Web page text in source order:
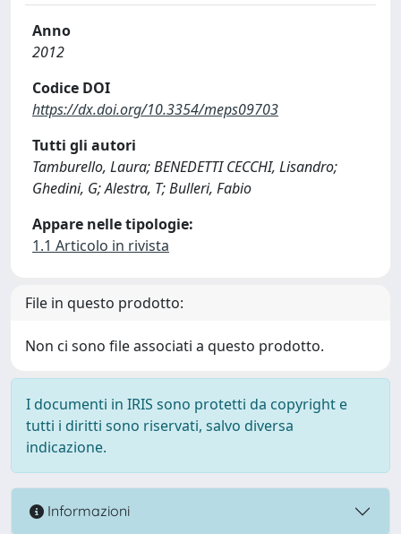
Anno
2012
Codice DOI
https://dx.doi.org/10.3354/meps09703
Tutti gli autori
Tamburello, Laura; BENEDETTI CECCHI, Lisandro;
Ghedini, G; Alestra, T; Bulleri, Fabio
Appare nelle tipologie:
1.1 Articolo in rivista
File in questo prodotto:
Non ci sono file associati a questo prodotto.
I documenti in IRIS sono protetti da copyright e
tutti i diritti sono riservati, salvo diversa
indicazione.
Informazioni